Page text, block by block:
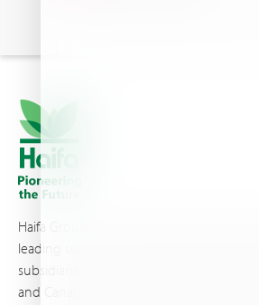
Haifa Group is a multi-national
leading supplier of specialty fertilizers,
subsidiaries worldwide, with production
and Canada, as well as proprietary